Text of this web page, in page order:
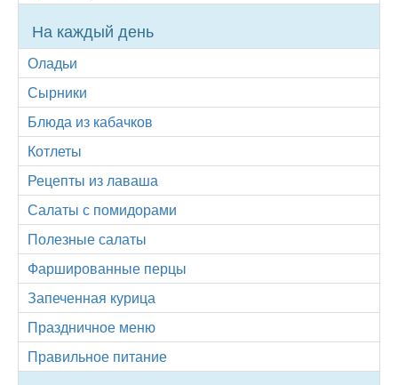
На каждый день
Оладьи
Сырники
Блюда из кабачков
Котлеты
Рецепты из лаваша
Салаты с помидорами
Полезные салаты
Фаршированные перцы
Запеченная курица
Праздничное меню
Правильное питание